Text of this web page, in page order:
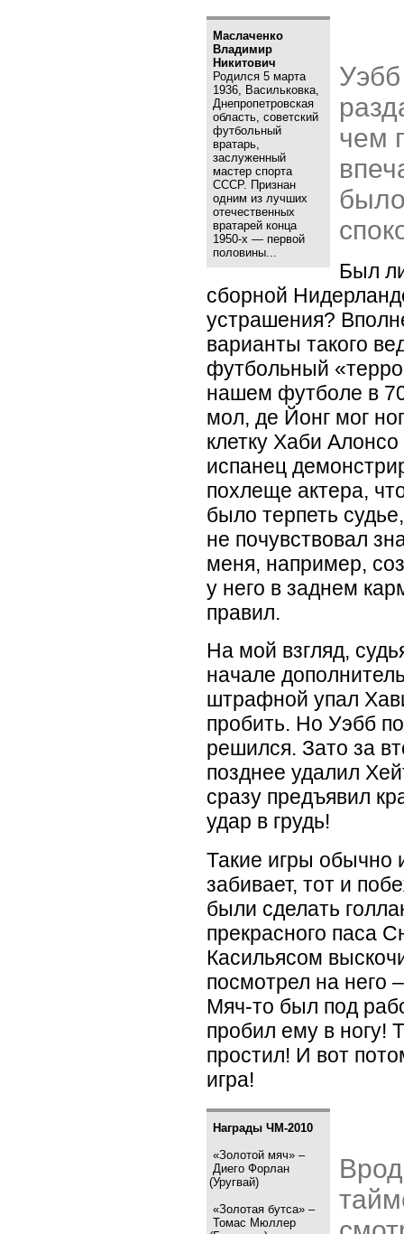
Маслаченко
Владимир
Никитович
Родился 5 марта
1936, Васильковка,
Днепропетровская
область, советский
футбольный
вратарь,
заслуженный
мастер спорта
СССР. Признан
одним из лучших
отечественных
вратарей конца
1950-х — первой
половины...
чем
Был
сборной
устрашения?
варианты такого
футбольный «
нашем футболе в
мол, де Йонг мог
клетку Хаби
испанец
похлеще актера,
было терпеть
не почувствовал
меня, например,
у него в заднем
правил.
На мой взгляд,
начале
штрафной упал
пробить. Но Уэбб
решился. Зато за
позднее удалил
сразу предъявил
удар в грудь!
Такие игры обычно
забивает, тот и
были сделать
прекрасного паса
Касильясом
посмотрел на него
Мяч-то был под
пробил ему в ногу!
простил! И вот
игра!
Награды ЧМ-2010
«Золотой мяч» –
Диего Форлан
(Уругвай)
«Золотая бутса» –
Томас Мюллер